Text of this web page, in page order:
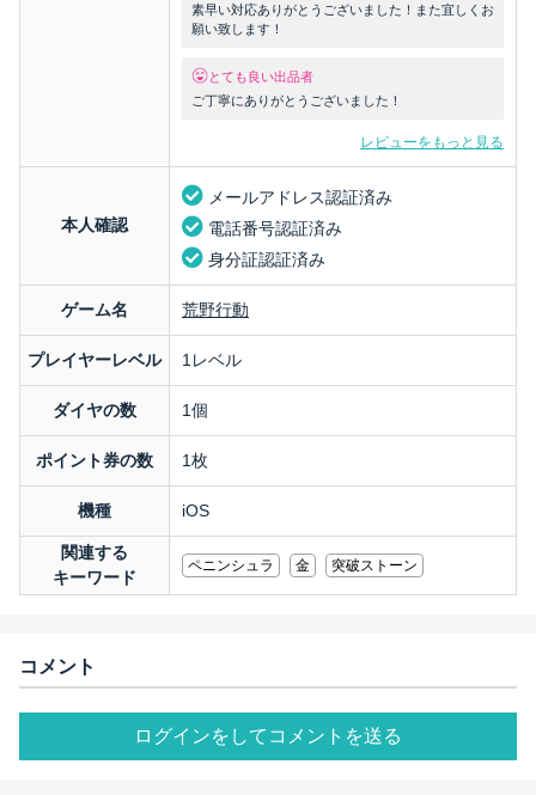
素早い対応ありがとうございました！また宜しくお
願い致します！
とても良い出品者
ご丁寧にありがとうございました！
レビューをもっと見る
本人確認
メールアドレス認証済み
電話番号認証済み
身分証認証済み
ゲーム名 荒野行動
プレイヤーレベル 1レベル
ダイヤの数 1個
ポイント券の数 1枚
機種 iOS
関連する
キーワード
ペニンシュラ 金 突破ストーン
コメント
ログインをしてコメントを送る